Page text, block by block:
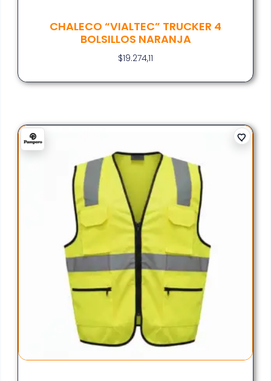
CHALECO “VIALTEC” TRUCKER 4
BOLSILLOS NARANJA
$19.274,11